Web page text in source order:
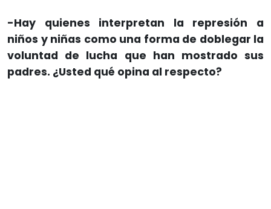
-Hay quienes interpretan la represión a
niños y niñas como una forma de doblegar la
voluntad de lucha que han mostrado sus
padres. ¿Usted qué opina al respecto?